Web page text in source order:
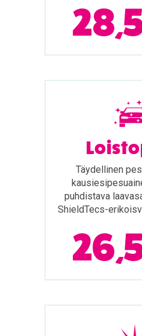
Täydellinen
puhdistava
ShieldTecs-